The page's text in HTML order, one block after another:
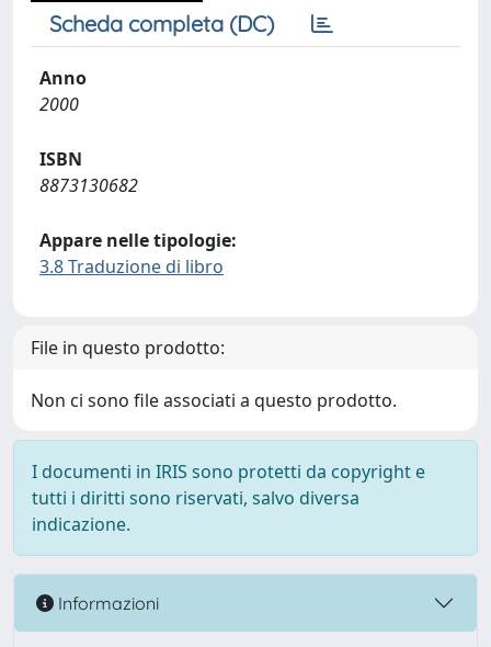
Scheda completa (DC)
Anno
2000
ISBN
8873130682
Appare nelle tipologie:
3.8 Traduzione di libro
File in questo prodotto:
Non ci sono file associati a questo prodotto.
I documenti in IRIS sono protetti da copyright e
tutti i diritti sono riservati, salvo diversa
indicazione.
Informazioni